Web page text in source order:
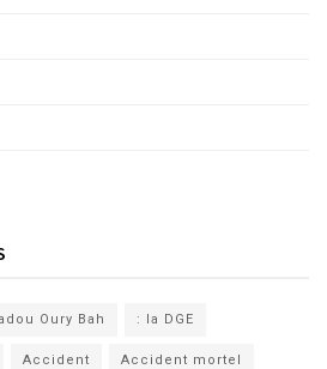
Oury Bah : la DGE
Accident Accident mortel